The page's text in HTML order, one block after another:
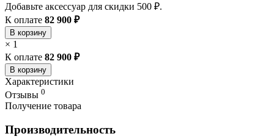
Добавьте аксессуар для скидки 500 ₽.
К оплате 82 900 ₽
В корзину
× 1
К оплате 82 900 ₽
В корзину
Характеристики
Отзывы 0
Получение товара
Производительность